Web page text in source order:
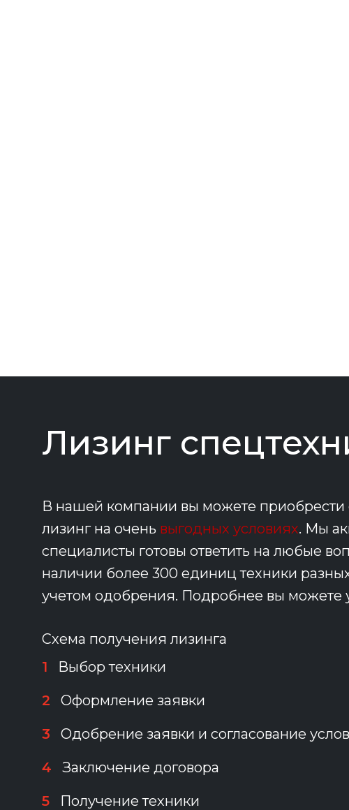
Лизинг
В нашей компании вы можете приобрести
лизинг на очень выгодных условиях. Мы
специалисты готовы ответить на любые
наличии более 300 единиц техники
учетом одобрения. Подробнее вы можете
Схема получения лизинга
1
Выбор техники
2
Оформление заявки
3
Одобрение заявки и согласование
4
Заключение договора
5
Получение техники